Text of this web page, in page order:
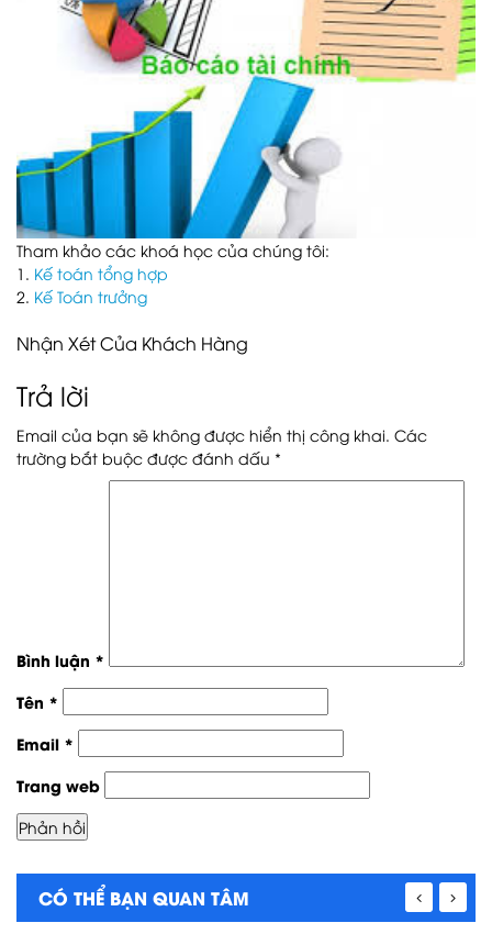
Tham khảo các khoá học của chúng tôi:
1. Kế toán tổng hợp
2. Kế Toán trưởng
Nhận Xét Của Khách Hàng
Trả lời
Email của bạn sẽ không được hiển thị công khai. Các
trường bắt buộc được đánh dấu *
Bình luận *
Tên *
Email *
Trang web
CÓ THỂ BẠN QUAN TÂM